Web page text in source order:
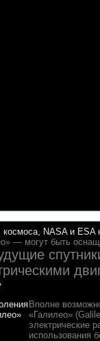
космоса, NASA и ESA
— могут быть
Вполне
«Галилео»
электрические
использования